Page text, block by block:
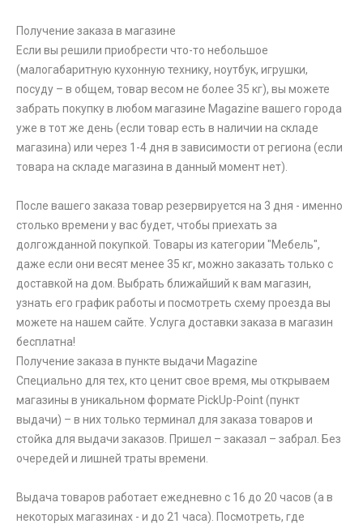
Получение заказа в магазине
Если вы решили приобрести что-то небольшое
(малогабаритную кухонную технику, ноутбук, игрушки,
посуду – в общем, товар весом не более 35 кг), вы можете
забрать покупку в любом магазине Magazine вашего города
уже в тот же день (если товар есть в наличии на складе
магазина) или через 1-4 дня в зависимости от региона (если
товара на складе магазина в данный момент нет).
После вашего заказа товар резервируется на 3 дня - именно
столько времени у вас будет, чтобы приехать за
долгожданной покупкой. Товары из категории "Мебель",
даже если они весят менее 35 кг, можно заказать только с
доставкой на дом. Выбрать ближайший к вам магазин,
узнать его график работы и посмотреть схему проезда вы
можете на нашем сайте. Услуга доставки заказа в магазин
бесплатна!
Получение заказа в пункте выдачи Magazine
Специально для тех, кто ценит свое время, мы открываем
магазины в уникальном формате PickUp-Point (пункт
выдачи) – в них только терминал для заказа товаров и
стойка для выдачи заказов. Пришел – заказал – забрал. Без
очередей и лишней траты времени.
Выдача товаров работает ежедневно с 16 до 20 часов (а в
некоторых магазинах - и до 21 часа). Посмотреть, где